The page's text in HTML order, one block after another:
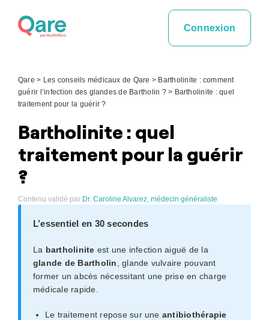
Connexion
Qare > Les conseils médicaux de Qare > Bartholinite : comment
guérir l’infection des glandes de Bartholin ?> Bartholinite : quel
traitement pour la guérir ?
Bartholinite : quel
traitement pour la guérir
?
Contenu validé par Dr. Caroline Alvarez, médecin généraliste.
L’essentiel en 30 secondes
La bartholinite est une infection aiguë de la
glande de Bartholin , glande vulvaire pouvant
former un abcès nécessitant une prise en charge
médicale rapide.
Le traitement repose sur une antibiothérapie